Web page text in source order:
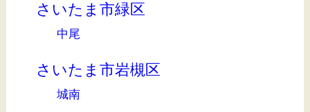
さいたま市緑区
中尾
さいたま市岩槻区
城南